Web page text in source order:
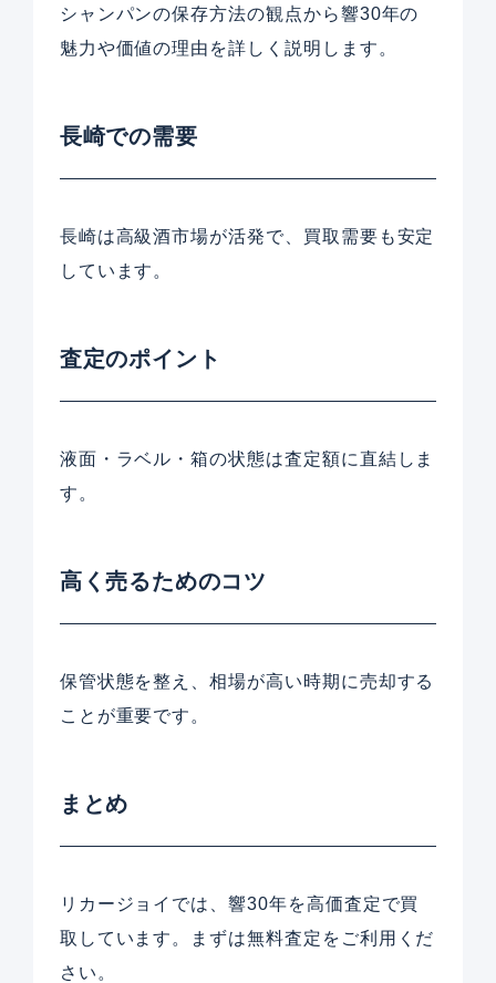
シャンパンの保存方法の観点から響30年の
魅力や価値の理由を詳しく説明します。
長崎での需要
長崎は高級酒市場が活発で、買取需要も安定
しています。
査定のポイント
液面・ラベル・箱の状態は査定額に直結しま
す。
高く売るためのコツ
保管状態を整え、相場が高い時期に売却する
ことが重要です。
まとめ
リカージョイでは、響30年を高価査定で買
取しています。まずは無料査定をご利用くだ
さい。